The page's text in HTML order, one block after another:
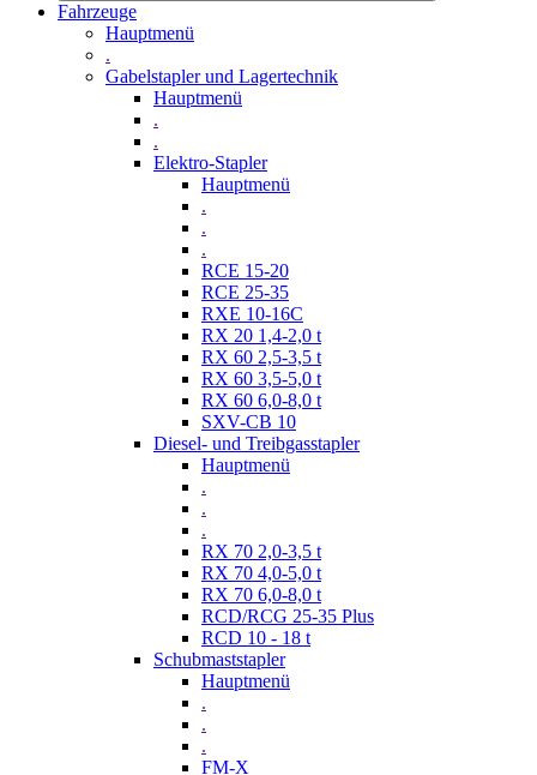
Fahrzeuge
Hauptmenü
.
Gabelstapler und Lagertechnik
Hauptmenü
.
.
Elektro-Stapler
Hauptmenü
.
.
.
RCE 15-20
RCE 25-35
RXE 10-16C
RX 20 1,4-2,0 t
RX 60 2,5-3,5 t
RX 60 3,5-5,0 t
RX 60 6,0-8,0 t
SXV-CB 10
Diesel- und Treibgasstapler
Hauptmenü
.
.
.
RX 70 2,0-3,5 t
RX 70 4,0-5,0 t
RX 70 6,0-8,0 t
RCD/RCG 25-35 Plus
RCD 10 - 18 t
Schubmaststapler
Hauptmenü
.
.
.
FM-X